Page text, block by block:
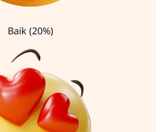
Baik (20%)